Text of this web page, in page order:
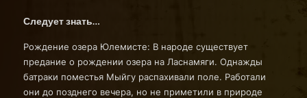
Следует знать…
Рождение озера Юлемисте: В народе существует
предание о рождении озера на Ласнамяги. Однажды
батраки поместья Мыйгу распахивали поле. Работали
они до позднего вечера, но не приметили в природе